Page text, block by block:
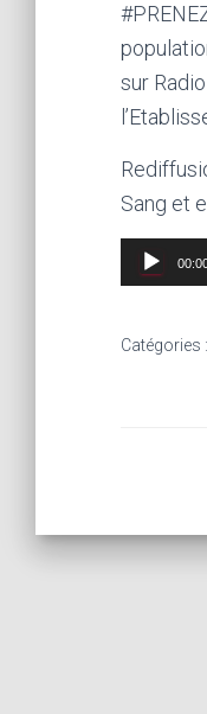
sur
Sang et
Lecteur
audio
Catégories :